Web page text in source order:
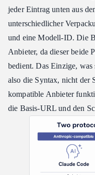
jeder Eintrag unten aus
unterschiedlicher
und eine Modell-ID. Die
Anbieter, da dieser beide
bedient. Das Einzige,
also die Syntax, nicht der
kompatible Anbieter
die Basis-URL und den